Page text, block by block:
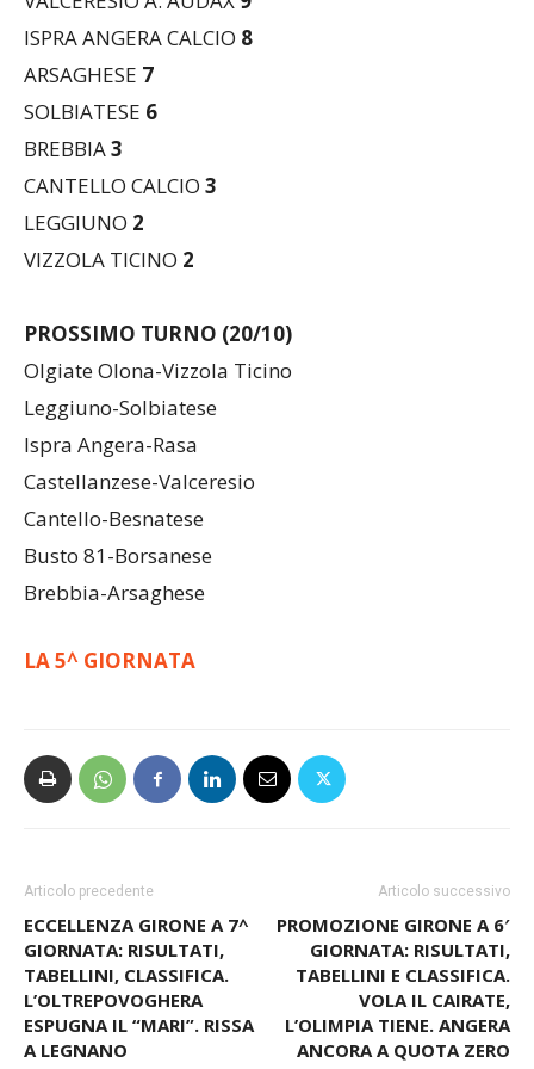
ARSAGHESE7
SOLBIATESE6
BREBBIA3
CANTELLO CALCIO
LEGGIUNO2
VIZZOLA TICINO
Olgiate Olona-Vizzola Ticino
Leggiuno-Solbiatese
Ispra Angera-Rasa
Castellanzese-Valceresio
Cantello-Besnatese
Busto 81-Borsanese
Brebbia-Arsaghese
ECCELLENZA GIRONE A 7^
GIORNATA: RISULTATI,
TABELLINI, CLASSIFICA.
L’OLTREPOVOGHERA
ESPUGNA IL “MARI”. RISSA
A LEGNANO
PROMOZIONE GIRONE A 6′
TABELLINI E CLASSIFICA.
VOLA IL CAIRATE,
L’OLIMPIA TIENE. ANGERA
ANCORA A QUOTA ZERO